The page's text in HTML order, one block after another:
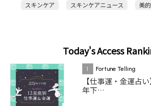
スキンケア
スキンケアニュース 美
Today's Access
1 Fortune Telling
【仕事運・金運占
年下…